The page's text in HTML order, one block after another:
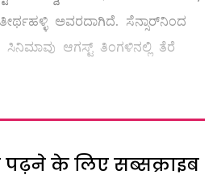
ಅವರದಾಗಿದೆ. ಸೆನ್ಸಾರ್‌ನಿಂದ
ಸಿನಿಮಾವು ಆಗಸ್ಟ್ ತಿಂಗಳಿನಲ್ಲಿ ತೆರೆ
के लिए सब्सक्राइब